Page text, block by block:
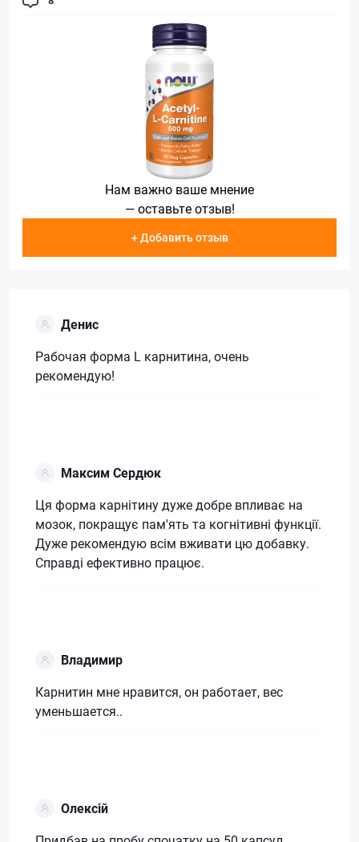
Нам важно ваше мнение
— оставьте отзыв!
+ Добавить отзыв
Денис
Рабочая форма L карнитина, очень
рекомендую!
Максим Сердюк
Ця форма карнітину дуже добре впливає на
мозок, покращує пам'ять та когнітивні функції.
Дуже рекомендую всім вживати цю добавку.
Справді ефективно працює.
Владимир
Карнитин мне нравится, он работает, вес
уменьшается..
Олексій